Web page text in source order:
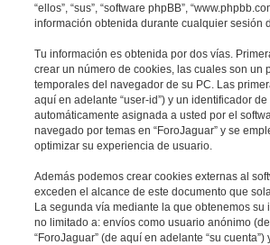
“ellos”, “sus”, “software phpBB”,
información obtenida durante cualquier sesión
Tu información es obtenida por dos vías.
crear un número de cookies, las cuales son
temporales del navegador de su PC. Las
aquí en adelante “user-id”) y un identificador
automáticamente asignada a usted por el
navegado por temas en “ForoJaguar” y se
optimizar su experiencia de usuario.
Además podemos crear cookies externas al
exceden el alcance de este documento que
La segunda vía mediante la que obtenemos
no limitado a: envíos como usuario anónimo
“ForoJaguar” (de aquí en adelante “su